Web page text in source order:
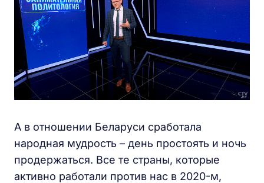
А в отношении Беларуси сработала
народная мудрость – день простоять и ночь
продержаться. Все те страны, которые
активно работали против нас в 2020-м,